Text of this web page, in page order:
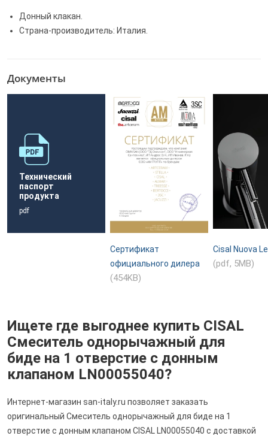
Донный клакан.
Страна-производитель: Италия.
Документы
Технический
паспорт
продукта
pdf
Сертификат
официального дилера
(454KB)
Cisal Nuova
(pdf, 5MB)
Ищете где выгоднее купить CISAL
Смеситель однорычажный для
биде на 1 отверстие с донным
клапаном LN00055040?
Интернет-магазин san-italy.ru позволяет заказать
оригинальный Смеситель однорычажный для биде на 1
отверстие с донным клапаном CISAL LN00055040 с доставкой